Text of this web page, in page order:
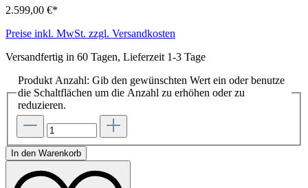
2.599,00 €*
Preise inkl. MwSt. zzgl. Versandkosten
Versandfertig in 60 Tagen, Lieferzeit 1-3 Tage
Produkt Anzahl: Gib den gewünschten Wert ein oder benutze
die Schaltflächen um die Anzahl zu erhöhen oder zu
reduzieren.
In den Warenkorb